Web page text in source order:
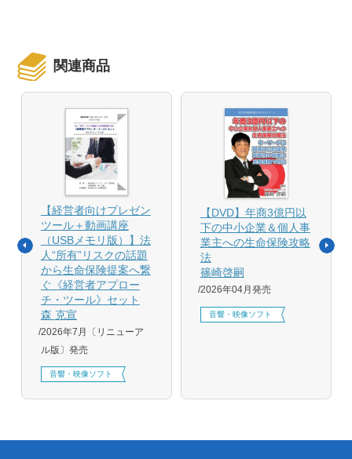
関連商品
【経営者向けプレゼン
ツール＋動画講座
（USBメモリ版）】法
人“所有”リスクの話題
から生命保険提案へ繋
ぐ《経営者アプロー
チ・ツール》セット
森 克宣
2026年7月〔リニューア
ル版〕発売
音響・映像ソフト
【DVD】年商3億円以
下の中小企業＆個人事
業主への生命保険攻略
法
篠崎啓嗣
2026年04月発売
音響・映像ソフト